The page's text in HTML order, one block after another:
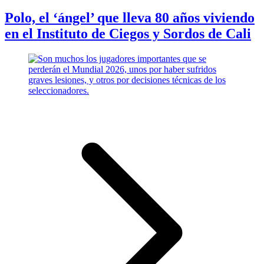
Polo, el ‘ángel’ que lleva 80 años viviendo
en el Instituto de Ciegos y Sordos de Cali